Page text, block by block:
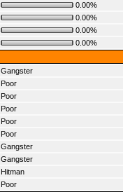
0.00%
0.00%
0.00%
0.00%
Gangster
Poor
Poor
Poor
Poor
Poor
Gangster
Gangster
Hitman
Poor